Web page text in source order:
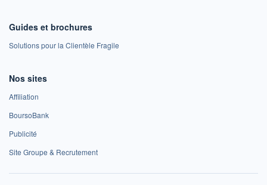
Guides et brochures
Solutions pour la Clientèle Fragile
Nos sites
Affiliation
BoursoBank
Publicité
Site Groupe & Recrutement